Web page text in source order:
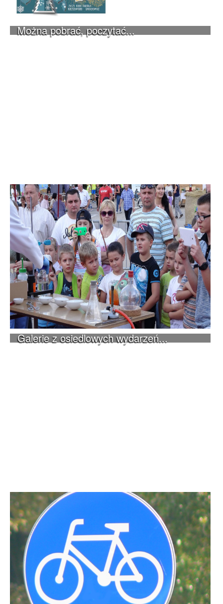
Można pobrać, poczytać...
Galerie z osiedlowych wydarzeń...